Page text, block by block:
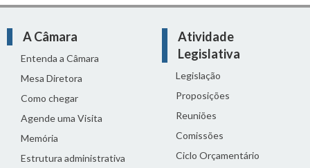
A Câmara
Entenda a Câmara
Mesa Diretora
Como chegar
Agende uma Visita
Memória
Estrutura administrativa
Atividade
Legislativa
Legislação
Proposições
Reuniões
Comissões
Ciclo Orçamentário